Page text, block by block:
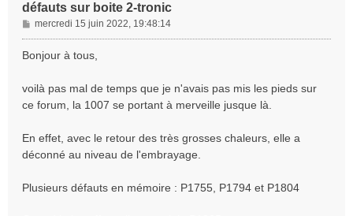
défauts sur boite 2-tronic
M
e
s
g
e
mercredi 15 juin 2022, 19:48:14
Bonjour à tous,
voilà pas mal de temps que je n'avais pas mis les pieds sur
ce forum, la 1007 se portant à merveille jusque là.
En effet, avec le retour des très grosses chaleurs, elle a
déconné au niveau de l'embrayage.
Plusieurs défauts en mémoire : P1755, P1794 et P1804